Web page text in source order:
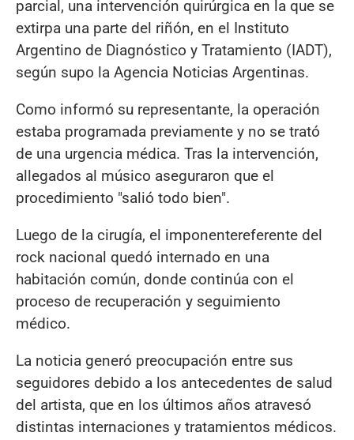
parcial, una intervención quirúrgica en la que se
extirpa una parte del riñón, en el Instituto
Argentino de Diagnóstico y Tratamiento (IADT),
según supo la Agencia Noticias Argentinas.
Como informó su representante, la operación
estaba programada previamente y no se trató
de una urgencia médica. Tras la intervención,
allegados al músico aseguraron que el
procedimiento "salió todo bien".
Luego de la cirugía, el imponentereferente del
rock nacional quedó internado en una
habitación común, donde continúa con el
proceso de recuperación y seguimiento
médico.
La noticia generó preocupación entre sus
seguidores debido a los antecedentes de salud
del artista, que en los últimos años atravesó
distintas internaciones y tratamientos médicos.